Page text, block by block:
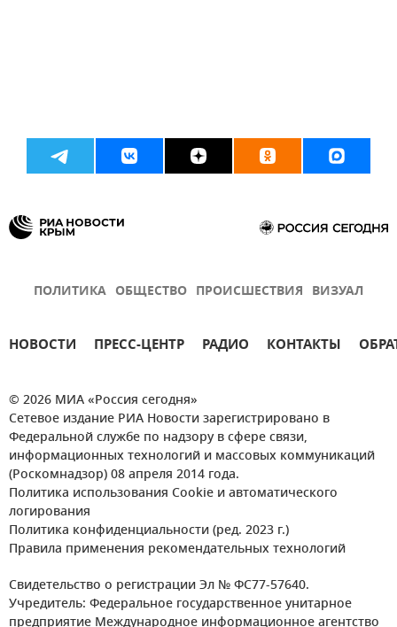
ПОЛИТИКА ОБЩЕСТВО ПРОИСШЕСТВИЯ ВИЗУАЛ
НОВОСТИ ПРЕСС-ЦЕНТР РАДИО КОНТАКТЫ
© 2026 МИА «Россия сегодня»
Сетевое издание РИА Новости зарегистрировано в
Федеральной службе по надзору в сфере связи,
информационных технологий и массовых коммуникаций
(Роскомнадзор) 08 апреля 2014 года.
Политика использования Cookie и автоматического
логирования
Политика конфиденциальности (ред. 2023 г.)
Правила применения рекомендательных технологий
Свидетельство о регистрации Эл № ФС77-57640.
Учредитель: Федеральное государственное унитарное
предприятие Международное информационное агентство